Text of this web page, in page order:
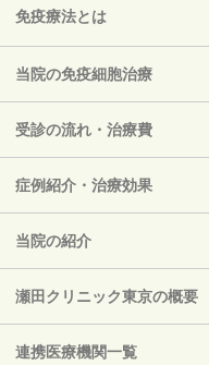
免疫療法とは
当院の免疫細胞治療
受診の流れ・治療費
症例紹介・治療効果
当院の紹介
瀬田クリニック東京の概要
連携医療機関一覧